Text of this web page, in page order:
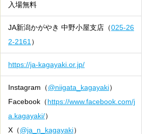
入場無料
JA新潟かがやき 中野小屋支店（025-26
2-2161 ）
https://ja-kagayaki.or.jp/
Instagram（@niigata_kagayaki）
Facebook（https://www.facebook.com/j
a.kagayaki/）
X（@ja_n_kagayaki）